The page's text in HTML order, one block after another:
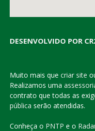
DESENVOLVIDO POR
Muito mais que criar site
Realizamos uma
contrato que todas as
pública serão atendidas.
Conheça o PNTP e o